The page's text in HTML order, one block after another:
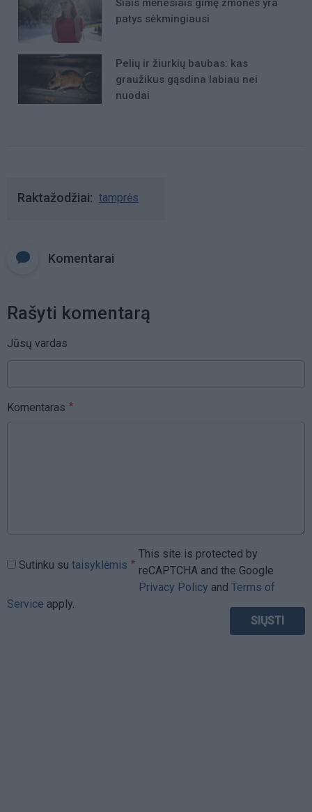
Šiais mėnesiais gimę žmonės yra
patys sėkmingiausi
Pelių ir žiurkių baubas: kas
graužikus gąsdina labiau nei
nuodai
Raktažodžiai tamprės
Komentarai
Rašyti komentarą
Jūsų vardas
Komentaras
Sutinku su taisyklėmis
This site is protected by
reCAPTCHA and the Google
Privacy Policy and Terms of
Service apply.